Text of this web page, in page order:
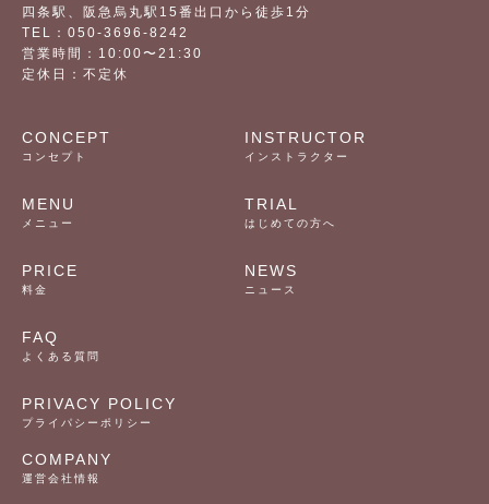
四条駅、阪急烏丸駅15番出口から徒歩1分
TEL：050-3696-8242
営業時間：10:00〜21:30
定休日：不定休
CONCEPT
コンセプト
INSTRUCTOR
インストラクター
MENU
メニュー
TRIAL
はじめての方へ
PRICE
料金
NEWS
ニュース
FAQ
よくある質問
PRIVACY POLICY
プライパシーポリシー
COMPANY
運営会社情報